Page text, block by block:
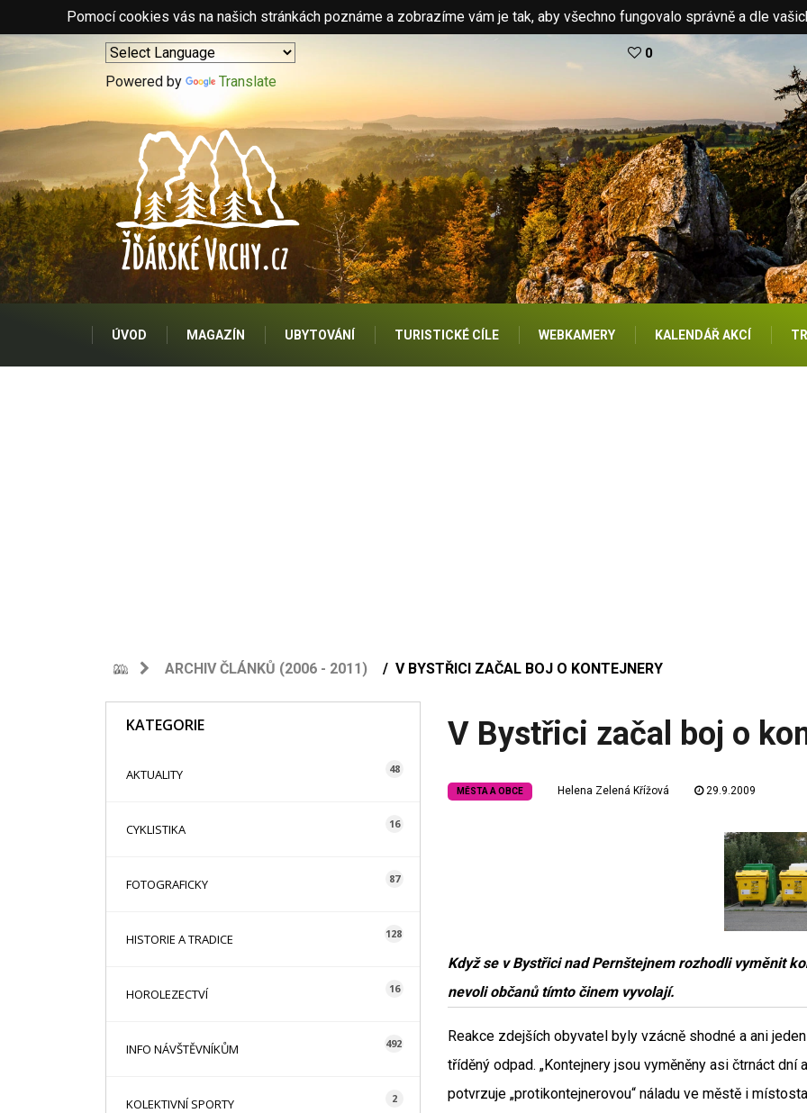
Pomocí cookies vás na našich stránkách poznáme a zobrazíme vám je tak, aby všechno fungovalo správně a dle
Powered by Translate
0
ÚVOD MAGAZÍN UBYTOVÁNÍ TURISTICKÉ CÍLE WEBKAMERY KALENDÁŘ AKCÍ
ARCHIV ČLÁNKŮ (2006 - 2011) V BYSTŘICI ZAČAL BOJ O KONTEJNERY
KATEGORIE
AKTUALITY 48
CYKLISTIKA 16
FOTOGRAFICKY 87
HISTORIE A TRADICE 128
HOROLEZECTVÍ 16
INFO NÁVŠTĚVNÍKŮM 492
KOLEKTIVNÍ SPORTY 2
V Bystřici začal boj o
MĚSTA A OBCE Helena Zelená Křížová 29.9.2009
Když se v Bystřici nad Pernštejnem rozhodli vyměnit
nevoli občanů tímto činem vyvolají.
Reakce zdejších obyvatel byly vzácně shodné a ani
tříděný odpad. „Kontejnery jsou vyměněny asi čtrnáct
potvrzuje „protikontejnerovou“ náladu ve městě i